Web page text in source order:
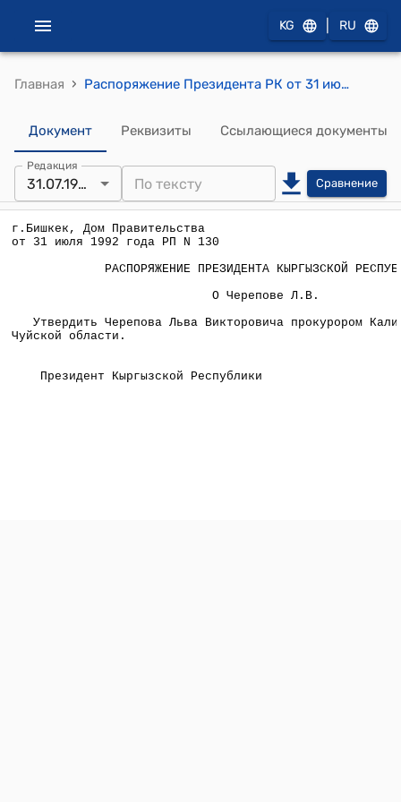
KG RU
Главная › Распоряжение Президента РК от 31 июля 1992 года N РП-130 "О Черепове Л.В."
Документ Реквизиты Ссылающиеся документы
Редакция
31.07.1992 Сравнение